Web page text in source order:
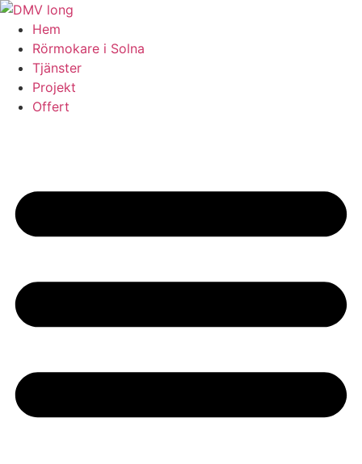
Skip
content
Hem
Rörmokare i Solna
Tjänster
Projekt
Offert